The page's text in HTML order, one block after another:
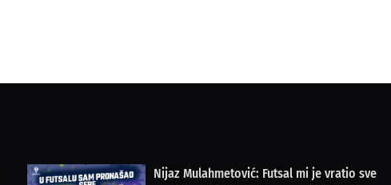
Nijaz Mulahmetović: Futsal mi je vratio sve